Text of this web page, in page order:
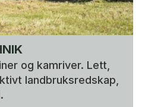
og kamriver. Lett,
landbruksredskap,